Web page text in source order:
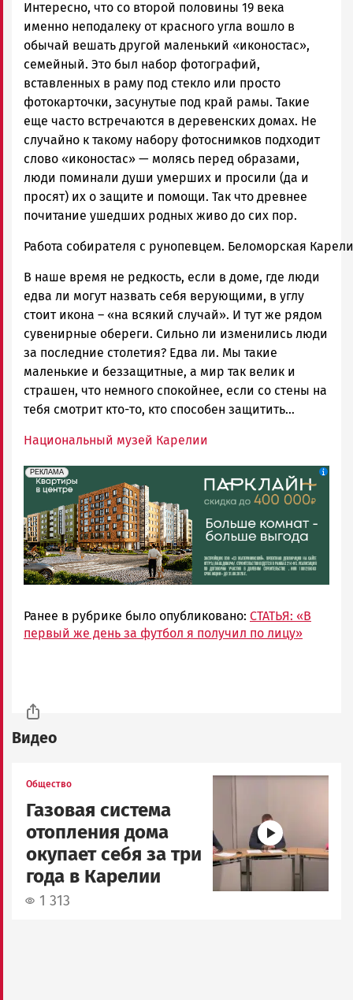
Интересно, что со второй половины 19 века
именно неподалеку от красного угла вошло в
обычай вешать другой маленький «иконостас»,
семейный. Это был набор фотографий,
вставленных в раму под стекло или просто
фотокарточки, засунутые под край рамы. Такие
еще часто встречаются в деревенских домах. Не
случайно к такому набору фотоснимков подходит
слово «иконостас» — молясь перед образами,
люди поминали души умерших и просили (да и
просят) их о защите и помощи. Так что древнее
почитание ушедших родных живо до сих пор.
Работа собирателя с рунопевцем. Беломорская
В наше время не редкость, если в доме, где люди
едва ли могут назвать себя верующими, в углу
стоит икона – «на всякий случай». И тут же рядом
сувенирные обереги. Сильно ли изменились люди
за последние столетия? Едва ли. Мы такие
маленькие и беззащитные, а мир так велик и
страшен, что немного спокойнее, если со стены на
тебя смотрит кто-то, кто способен защитить…
Национальный музей Карелии
erid: 2SDnjdeSPnB
РЕКЛАМА
Реклама
Ранее в рубрике было опубликовано: СТАТЬЯ: «В
первый же день за футбол я получил по лицу»
Видео
Общество
Газовая система
отопления дома
окупает себя за три
года в Карелии
1 313